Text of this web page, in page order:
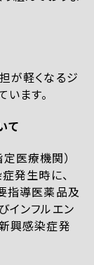
が軽くなるジ
ます。
て
医療機関）
発生時に、
指導医薬品及
インフルエン
興感染症発